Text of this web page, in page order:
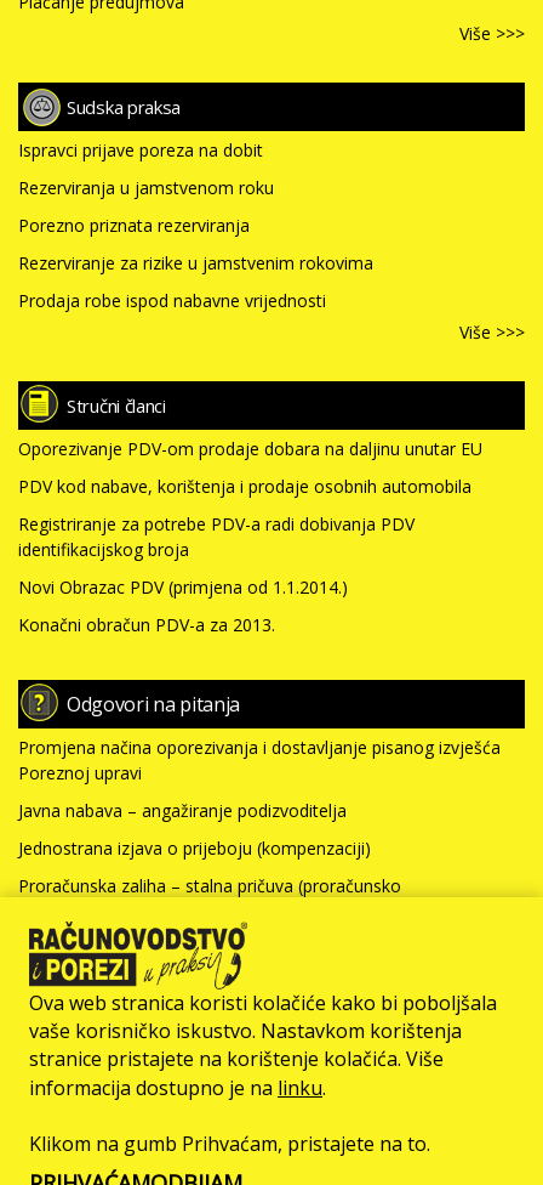
Više >>>
Sudska praksa
Ispravci prijave poreza na dobit
Rezerviranja u jamstvenom roku
Porezno priznata rezerviranja
Rezerviranje za rizike u jamstvenim rokovima
Prodaja robe ispod nabavne vrijednosti
Više >>>
Stručni članci
Oporezivanje PDV-om prodaje dobara na daljinu unutar EU
PDV kod nabave, korištenja i prodaje osobnih automobila
Registriranje za potrebe PDV-a radi dobivanja PDV
identifikacijskog broja
Novi Obrazac PDV (primjena od 1.1.2014.)
Konačni obračun PDV-a za 2013.
Odgovori na pitanja
Promjena načina oporezivanja i dostavljanje pisanog izvješća
Poreznoj upravi
Javna nabava – angažiranje podizvoditelja
Jednostrana izjava o prijeboju (kompenzaciji)
Proračunska zaliha – stalna pričuva (proračunsko
Nabavna vrijednost nefinancijske imovine i kamate za kredit
(neprofitno računovodstvo)
Više >>>
© Računovodstvo & Porezi član je
Ova web stranica koristi kolačiće kako bi poboljšala
vaše korisničko iskustvo. Nastavkom korištenja
stranice pristajete na korištenje kolačića. Više
informacija dostupno je na linku.
Klikom na gumb Prihvaćam, pristajete na to.